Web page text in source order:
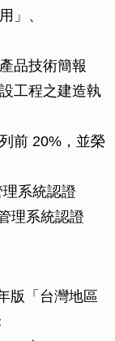
」、
品技術簡報
工程之建造執
前 20%，並榮
系統認證
理系統認證
版「台灣地區